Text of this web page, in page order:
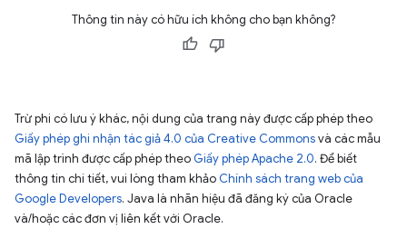
Thông tin này có hữu ích không cho bạn không?
Trừ phi có lưu ý khác, nội dung của trang này được cấp phép theo
Giấy phép ghi nhận tác giả 4.0 của Creative Commonsvà các mẫu
mã lập trình được cấp phép theo Giấy phép Apache 2.0. Để biết
thông tin chi tiết, vui lòng tham khảo Chính sách trang web của
Google Developers. Java là nhãn hiệu đã đăng ký của Oracle
và/hoặc các đơn vị liên kết với Oracle.